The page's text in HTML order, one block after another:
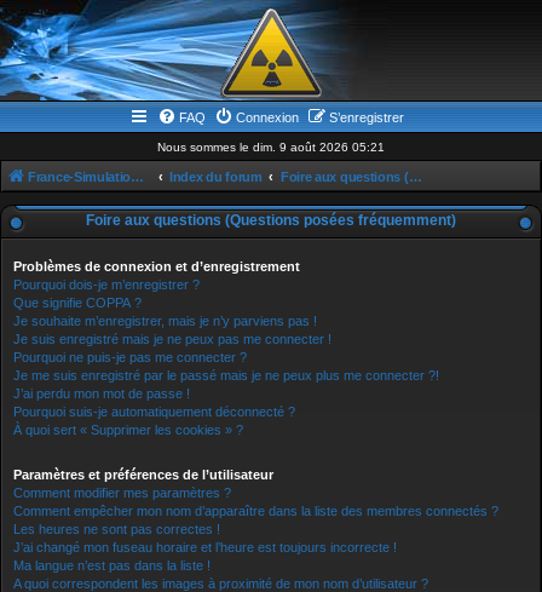
FAQ Connexion S’enregistrer
Nous sommes le dim. 9 août 2026 05:21
France-Simulation / Simulation-france-magazine.com Index du forum Foire aux questions (Questions posées fréquemment)
Foire aux questions (Questions posées fréquemment)
Problèmes de connexion et d’enregistrement
Pourquoi dois-je m’enregistrer ?
Que signifie COPPA ?
Je souhaite m’enregistrer, mais je n’y parviens pas !
Je suis enregistré mais je ne peux pas me connecter !
Pourquoi ne puis-je pas me connecter ?
Je me suis enregistré par le passé mais je ne peux plus me connecter ?!
J’ai perdu mon mot de passe !
Pourquoi suis-je automatiquement déconnecté ?
À quoi sert « Supprimer les cookies » ?
Paramètres et préférences de l’utilisateur
Comment modifier mes paramètres ?
Comment empêcher mon nom d’apparaître dans la liste des membres connectés ?
Les heures ne sont pas correctes !
J’ai changé mon fuseau horaire et l’heure est toujours incorrecte !
Ma langue n’est pas dans la liste !
A quoi correspondent les images à proximité de mon nom d’utilisateur ?